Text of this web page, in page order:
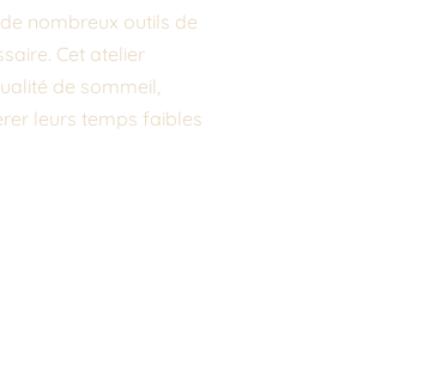
nombreux outils de
Cet atelier
de sommeil,
leurs temps faibles